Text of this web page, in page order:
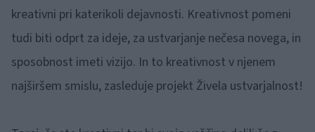
kreativni pri katerikoli dejavnosti. Kreativnost pomeni
tudi biti odprt za ideje, za ustvarjanje nečesa novega, in
sposobnost imeti vizijo. In to kreativnost v njenem
najširšem smislu, zasleduje projekt Živela ustvarjalnost!